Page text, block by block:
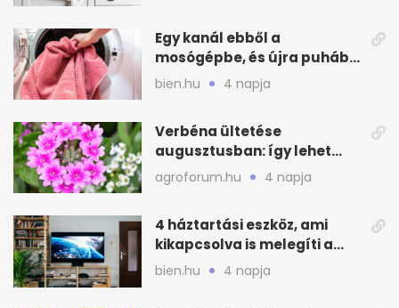
Egy kanál ebből a
mosógépbe, és újra puhább
lesz a törölköző
bien.hu 4 napja
Verbéna ültetése
augusztusban: így lehet
még idén virágos a kert
agroforum.hu 4 napja
4 háztartási eszköz, ami
kikapcsolva is melegíti a
lakást
bien.hu 4 napja